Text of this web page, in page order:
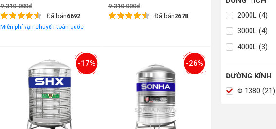
9.310.000đ
Đã bán6692
Miễn phí vận chuyển toàn quốc
9.310.000đ
Đã bán2678
-17% -26%
2000L (4)
3000L (4)
4000L (3)
ĐƯỜNG KÍNH
Φ 1380 (21)